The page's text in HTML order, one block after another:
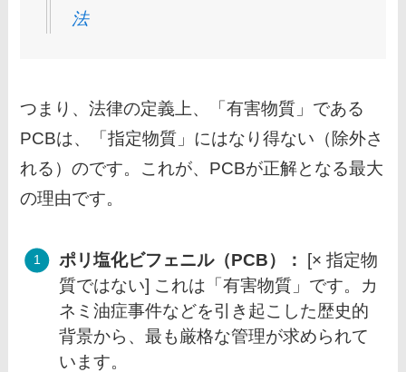
法
つまり、法律の定義上、「有害物質」である
PCBは、「指定物質」にはなり得ない（除外さ
れる）のです。これが、PCBが正解となる最大
の理由です。
ポリ塩化ビフェニル（PCB）：
[× 指定物
質ではない] これは「有害物質」です。カ
ネミ油症事件などを引き起こした歴史的
背景から、最も厳格な管理が求められて
います。